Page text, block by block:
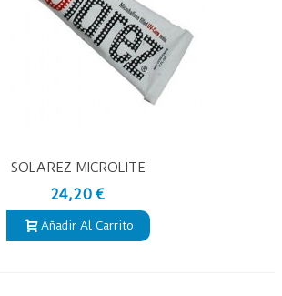
SOLAREZ MICROLITE
24,20 €
Añadir Al Carrito